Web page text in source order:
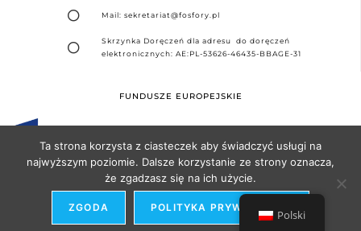
Mail: sekretariat@fosfory.pl
Skrzynka Doręczeń dla adresu do doręczeń
elektronicznych: AE:PL-53626-46435-BBAGE-31
FUNDUSZE EUROPEJSKIE
Projekt i realizacja - Agencja Seo Partner
Polski
Ta strona korzysta z ciasteczek aby świadczyć usługi na
najwyższym poziomie. Dalsze korzystanie ze strony oznacza,
że zgadzasz się na ich użycie.
ZGODA POLITYKA PRYWATNOŚCI